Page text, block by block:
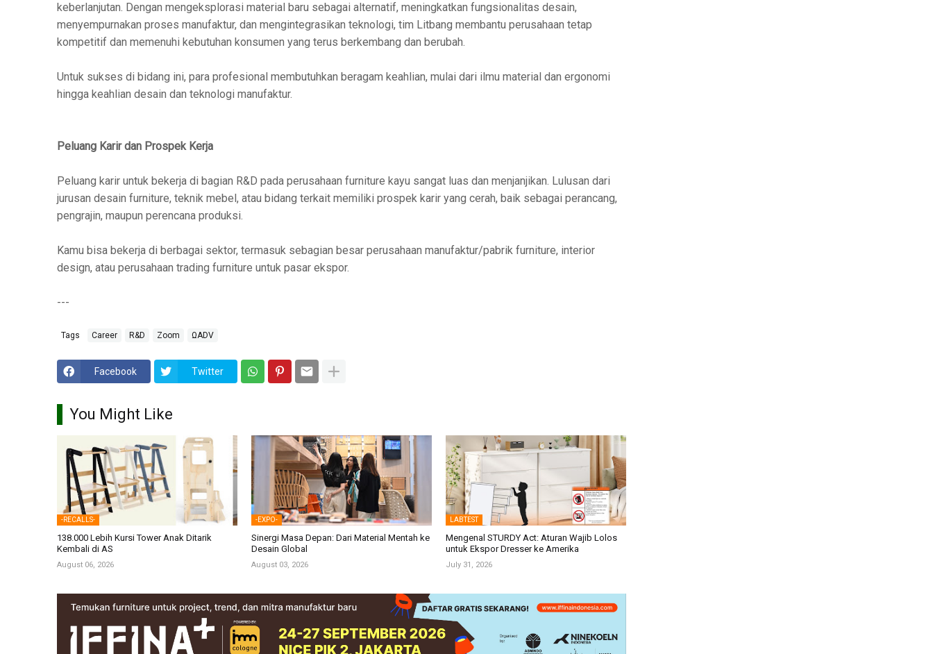
keberlanjutan. Dengan mengeksplorasi material baru sebagai alternatif, meningkatkan fungsionalitas desain,
menyempurnakan proses manufaktur, dan mengintegrasikan teknologi, tim Litbang membantu perusahaan tetap
kompetitif dan memenuhi kebutuhan konsumen yang terus berkembang dan berubah.
Untuk sukses di bidang ini, para profesional membutuhkan beragam keahlian, mulai dari ilmu material dan ergonomi
hingga keahlian desain dan teknologi manufaktur.
Peluang Karir dan Prospek Kerja
Peluang karir untuk bekerja di bagian R&D pada perusahaan furniture kayu sangat luas dan menjanjikan. Lulusan dari
jurusan desain furniture, teknik mebel, atau bidang terkait memiliki prospek karir yang cerah, baik sebagai perancang,
pengrajin, maupun perencana produksi.
Kamu bisa bekerja di berbagai sektor, termasuk sebagian besar perusahaan manufaktur/pabrik furniture, interior
design, atau perusahaan trading furniture untuk pasar ekspor.
---
Tags Career R&D Zoom ΩADV
Facebook Twitter
You Might Like
-RECALLS-
138.000 Lebih Kursi Tower Anak Ditarik
Kembali di AS
August 06, 2026
-EXPO-
Sinergi Masa Depan: Dari Material Mentah ke
Desain Global
August 03, 2026
LABTEST
Mengenal STURDY Act: Aturan Wajib Lolos
untuk Ekspor Dresser ke Amerika
July 31, 2026